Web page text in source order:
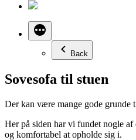
Back
Sovesofa til stuen
Der kan være mange gode grunde
Her på siden har vi fundet nogle
og komfortabel at opholde sig i.